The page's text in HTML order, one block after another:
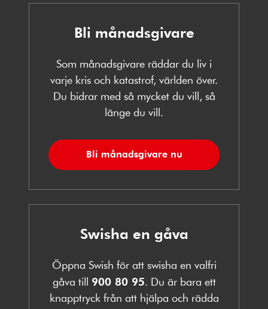
Bli månadsgivare
Som månadsgivare räddar du liv i
varje kris och katastrof, världen över.
Du bidrar med så mycket du vill, så
länge du vill.
Bli månadsgivare nu
Swisha en gåva
Öppna Swish för att swisha en valfri
gåva till 900 80 95. Du är bara ett
knapptryck från att hjälpa och rädda